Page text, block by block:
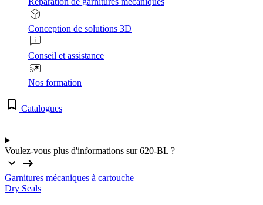
Conception de solutions 3D
Conseil et assistance
Nos formation
Catalogues
Voulez-vous plus d'informations sur 620-BL ?
Garnitures mécaniques à cartouche
Dry Seals